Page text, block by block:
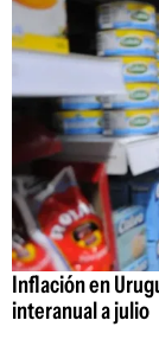
Inflación en
interanual a julio